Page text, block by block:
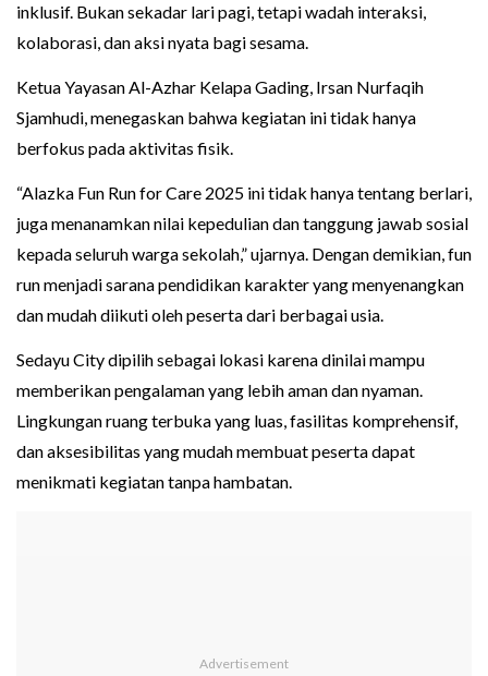
inklusif. Bukan sekadar lari pagi, tetapi wadah interaksi,
kolaborasi, dan aksi nyata bagi sesama.
Ketua Yayasan Al-Azhar Kelapa Gading, Irsan Nurfaqih
Sjamhudi, menegaskan bahwa kegiatan ini tidak hanya
berfokus pada aktivitas fisik.
“Alazka Fun Run for Care 2025 ini tidak hanya tentang berlari,
juga menanamkan nilai kepedulian dan tanggung jawab sosial
kepada seluruh warga sekolah,” ujarnya. Dengan demikian, fun
run menjadi sarana pendidikan karakter yang menyenangkan
dan mudah diikuti oleh peserta dari berbagai usia.
Sedayu City dipilih sebagai lokasi karena dinilai mampu
memberikan pengalaman yang lebih aman dan nyaman.
Lingkungan ruang terbuka yang luas, fasilitas komprehensif,
dan aksesibilitas yang mudah membuat peserta dapat
menikmati kegiatan tanpa hambatan.